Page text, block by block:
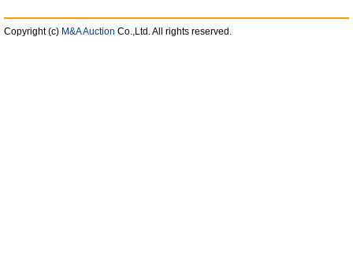
Copyright (c) M&A Auction Co.,Ltd. All rights reserved.